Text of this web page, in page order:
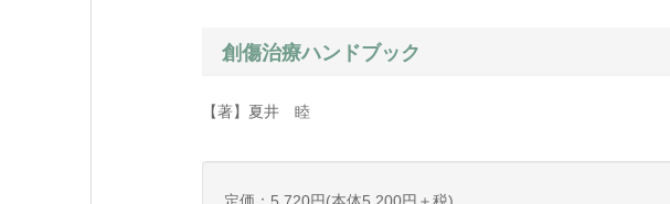
創傷治療ハンドブック
【著】夏井 睦